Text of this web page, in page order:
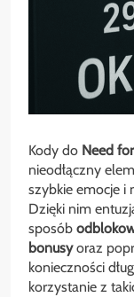
Kody do Need
nieodłączny
szybkie emocje i
Dzięki nim
sposób
bonusyoraz
konieczności
korzystanie z